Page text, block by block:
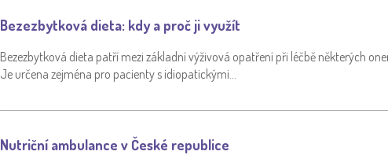
Bezezbytková dieta: kdy a proč ji využít
Bezezbytková dieta patří mezi základní výživová opatření při léčbě některých
Je určena zejména pro pacienty s idiopatickými…
Nutriční ambulance v České republice